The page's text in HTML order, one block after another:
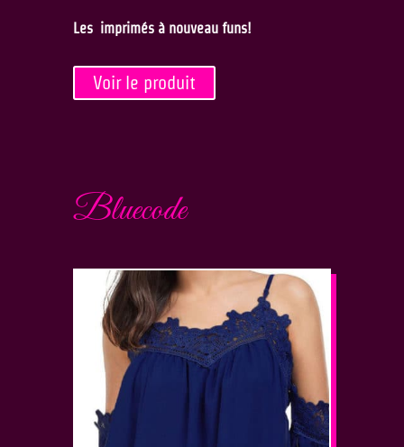
Les imprimés à nouveau funs!
Voir le produit
Bluecode